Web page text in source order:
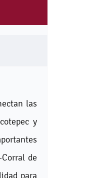
las
y
de
para